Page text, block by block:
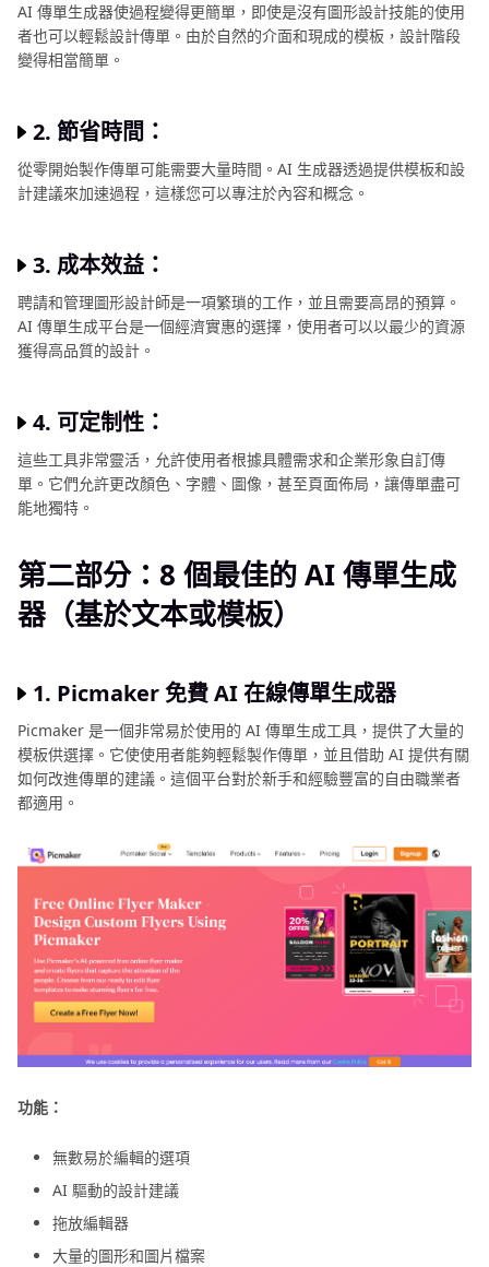
片
編
像
提
升
指
南
像
製
作
技
修
圖
分
享
精
選
創
像
AI 傳單生成器使過程變得更簡單，即使是沒有圖形設計技能的使用
者也可以輕鬆設計傳單。由於自然的介面和現成的模板，設計階段
變得相當簡單。
2. 節省時間：
從零開始製作傳單可能需要大量時間。AI 生成器透過提供模板和設
計建議來加速過程，這樣您可以專注於內容和概念。
3. 成本效益：
聘請和管理圖形設計師是一項繁瑣的工作，並且需要高昂的預算。
AI 傳單生成平台是一個經濟實惠的選擇，使用者可以以最少的資源
獲得高品質的設計。
4. 可定制性：
這些工具非常靈活，允許使用者根據具體需求和企業形象自訂傳
單。它們允許更改顏色、字體、圖像，甚至頁面佈局，讓傳單盡可
能地獨特。
第二部分：8 個最佳的 AI 傳單生成
器（基於文本或模板）
1. Picmaker 免費 AI 在線傳單生成器
Picmaker 是一個非常易於使用的 AI 傳單生成工具，提供了大量的
模板供選擇。它使使用者能夠輕鬆製作傳單，並且借助 AI 提供有關
如何改進傳單的建議。這個平台對於新手和經驗豐富的自由職業者
都適用。
功能：
無數易於編輯的選項
AI 驅動的設計建議
拖放編輯器
大量的圖形和圖片檔案